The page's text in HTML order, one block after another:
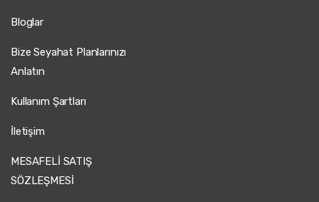
Bloglar
Bize Seyahat Planlarınızı
Anlatın
Kullanım Şartları
İletişim
MESAFELİ SATIŞ
SÖZLEŞMESİ